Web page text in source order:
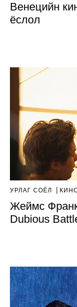
Венецийн
ёслол
УРЛАГ СОЁЛ
Жеймс
Dubious